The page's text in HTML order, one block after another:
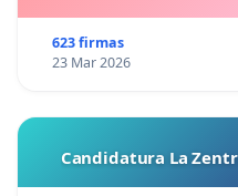
623 firmas
23 Mar 2026
Candidatura La